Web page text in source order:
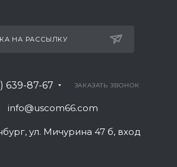
НА РАССЫЛКУ
639-87-67 ЗАКАЗАТЬ ЗВОНОК
info@uscom66.com
ул. Мичурина 47 б, вход